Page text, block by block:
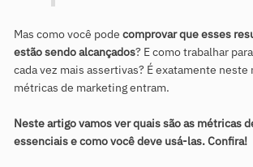
Mas como você podecomprovar que esses
estão sendo alcançados? E como trabalhar
cada vez mais assertivas? É exatamente neste
métricas de marketing entram.
Neste artigo vamos ver quais são as métricas
essenciais e como você deve usá-las. Confira!